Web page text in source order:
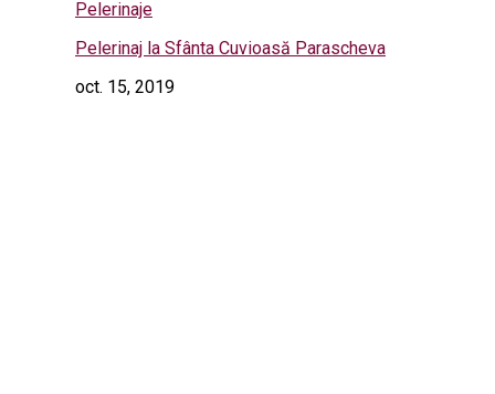
Pelerinaje
Pelerinaj la Sfânta Cuvioasă Parascheva
oct. 15, 2019